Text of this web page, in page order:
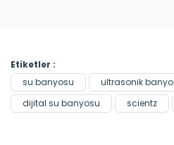
Etiketler :
su banyosu
ultrasonik banyo
dijital su banyosu
scientz